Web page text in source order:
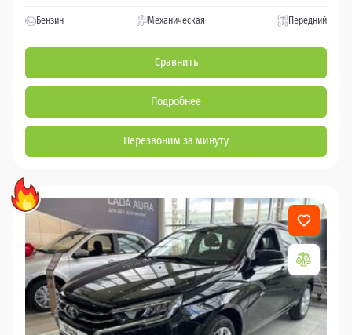
Бензин Механическая Передний
Сравнить
Подробнее
Перезвоним за минуту